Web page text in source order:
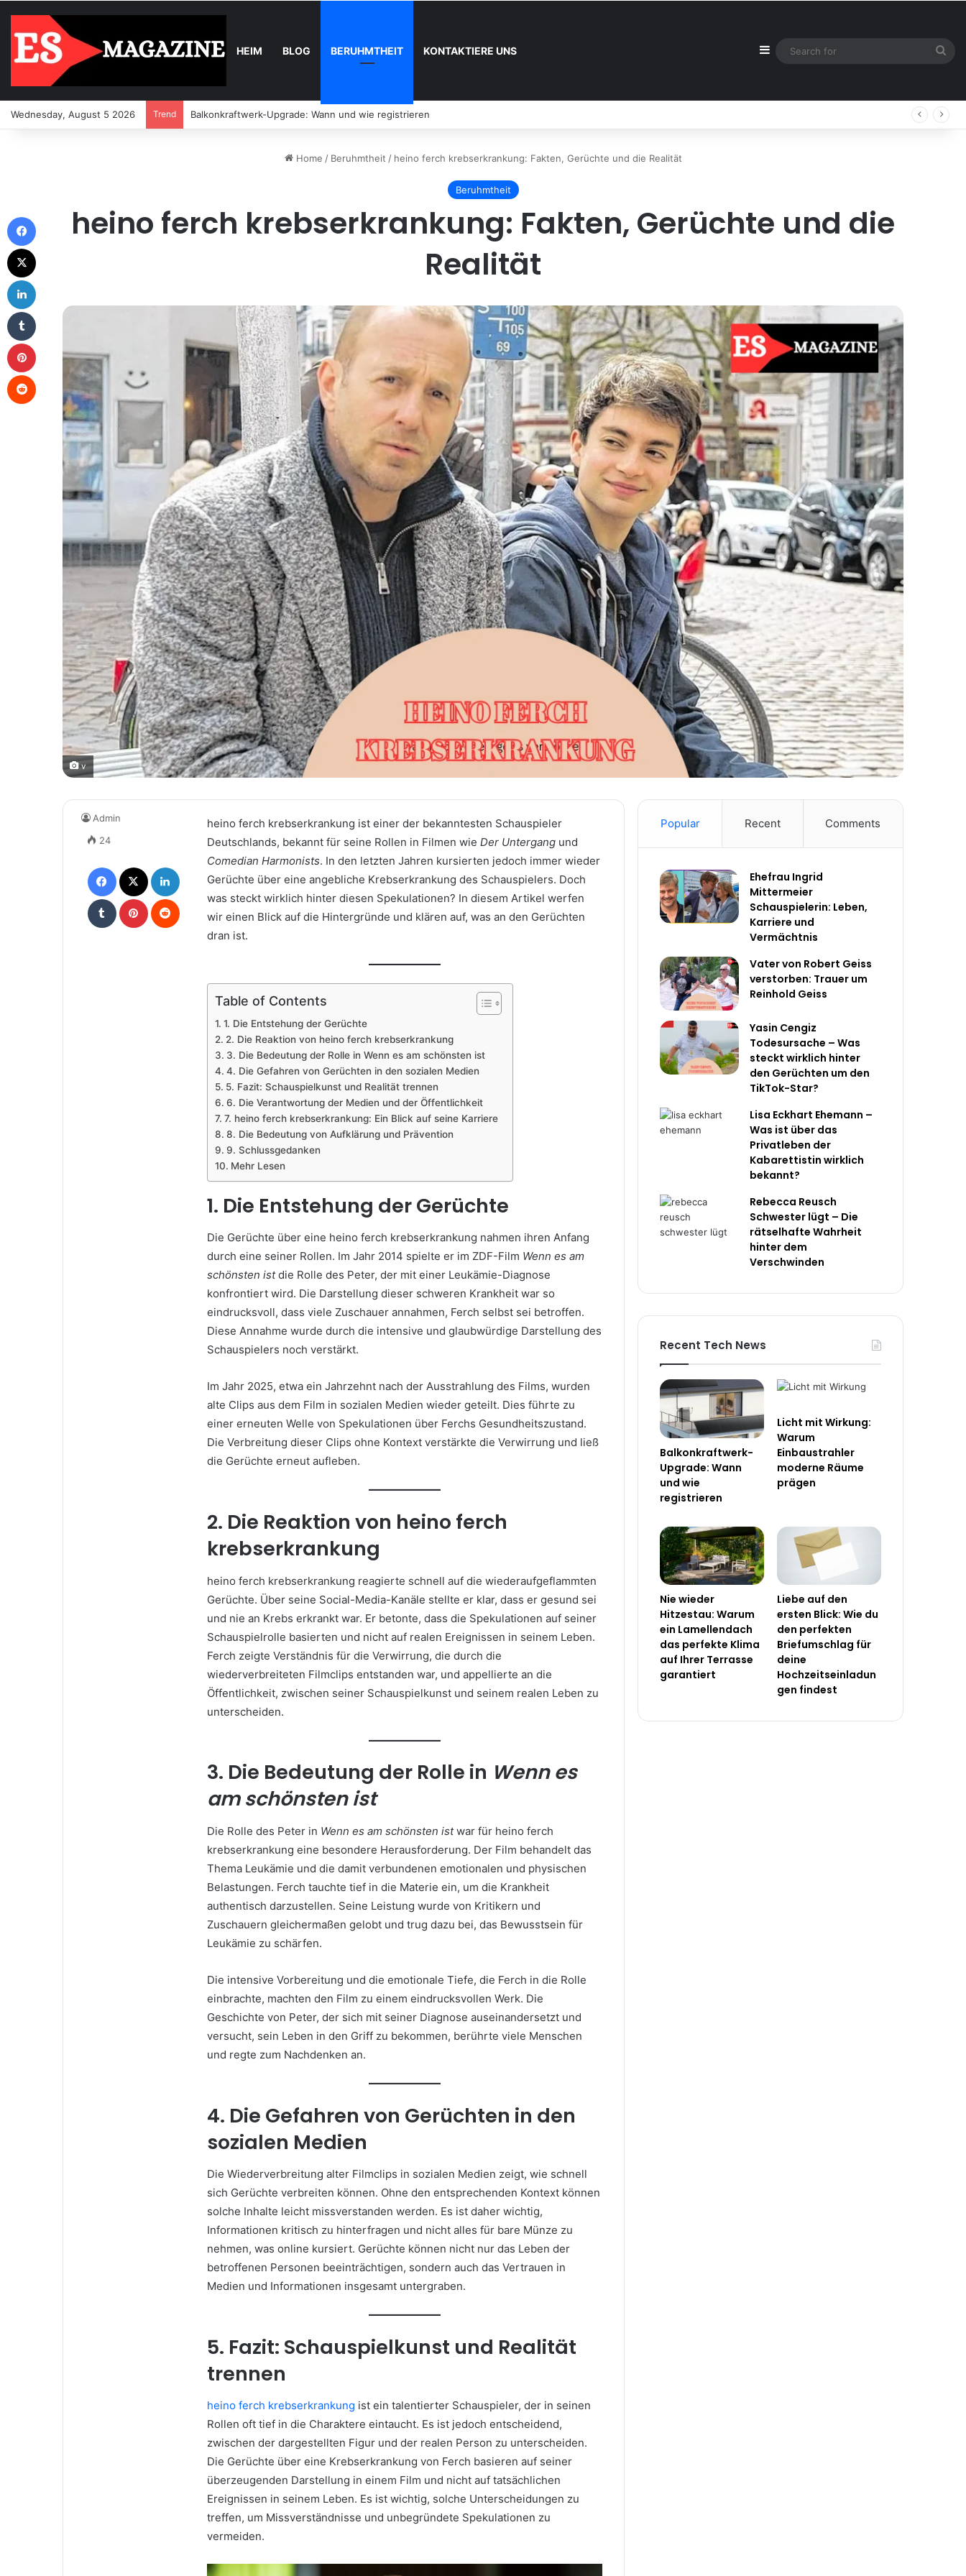
HEIM BLOG BERUHMTHEIT KONTAKTIERE UNS Sidebar
Wednesday, August 5 2026 Trend Balkonkraftwerk-Upgrade: Wann und wie registrieren
Home / Beruhmtheit / heino ferch krebserkrankung: Fakten, Gerüchte und die Realität
Beruhmtheit
heino ferch krebserkrankung: Fakten, Gerüchte und die
Realität
v
heino ferch krebserkrankung ist einer der bekanntesten Schauspieler
Deutschlands, bekannt für seine Rollen in Filmen wie Der Untergang und
Comedian Harmonists. In den letzten Jahren kursierten jedoch immer wieder
Gerüchte über eine angebliche Krebserkrankung des Schauspielers. Doch
was steckt wirklich hinter diesen Spekulationen? In diesem Artikel werfen
wir einen Blick auf die Hintergründe und klären auf, was an den Gerüchten
dran ist.
Table of Contents
1. Die Entstehung der Gerüchte
2. Die Reaktion von heino ferch krebserkrankung
3. Die Bedeutung der Rolle in Wenn es am schönsten ist
4. Die Gefahren von Gerüchten in den sozialen Medien
5. Fazit: Schauspielkunst und Realität trennen
6. Die Verantwortung der Medien und der Öffentlichkeit
7. heino ferch krebserkrankung: Ein Blick auf seine Karriere
8. Die Bedeutung von Aufklärung und Prävention
9. Schlussgedanken
Mehr Lesen
1. Die Entstehung der Gerüchte
Die Gerüchte über eine heino ferch krebserkrankung nahmen ihren Anfang
durch eine seiner Rollen. Im Jahr 2014 spielte er im ZDF-Film Wenn es am
schönsten istdie Rolle des Peter, der mit einer Leukämie-Diagnose
konfrontiert wird. Die Darstellung dieser schweren Krankheit war so
eindrucksvoll, dass viele Zuschauer annahmen, Ferch selbst sei betroffen.
Diese Annahme wurde durch die intensive und glaubwürdige Darstellung des
Schauspielers noch verstärkt.
Im Jahr 2025, etwa ein Jahrzehnt nach der Ausstrahlung des Films, wurden
alte Clips aus dem Film in sozialen Medien wieder geteilt. Dies führte zu
einer erneuten Welle von Spekulationen über Ferchs Gesundheitszustand.
Die Verbreitung dieser Clips ohne Kontext verstärkte die Verwirrung und ließ
die Gerüchte erneut aufleben.
2. Die Reaktion von heino ferch
krebserkrankung
heino ferch krebserkrankung reagierte schnell auf die wiederaufgeflammten
Gerüchte. Über seine Social-Media-Kanäle stellte er klar, dass er gesund sei
und nie an Krebs erkrankt war. Er betonte, dass die Spekulationen auf seiner
Schauspielrolle basierten und nicht auf realen Ereignissen in seinem Leben.
Ferch zeigte Verständnis für die Verwirrung, die durch die
wiederverbreiteten Filmclips entstanden war, und appellierte an die
Öffentlichkeit, zwischen seiner Schauspielkunst und seinem realen Leben zu
unterscheiden.
3. Die Bedeutung der Rolle in Wenn es
am schönsten ist
Die Rolle des Peter in Wenn es am schönsten istwar für heino ferch
krebserkrankung eine besondere Herausforderung. Der Film behandelt das
Thema Leukämie und die damit verbundenen emotionalen und physischen
Belastungen. Ferch tauchte tief in die Materie ein, um die Krankheit
authentisch darzustellen. Seine Leistung wurde von Kritikern und
Zuschauern gleichermaßen gelobt und trug dazu bei, das Bewusstsein für
Leukämie zu schärfen.
Die intensive Vorbereitung und die emotionale Tiefe, die Ferch in die Rolle
einbrachte, machten den Film zu einem eindrucksvollen Werk. Die
Geschichte von Peter, der sich mit seiner Diagnose auseinandersetzt und
versucht, sein Leben in den Griff zu bekommen, berührte viele Menschen
und regte zum Nachdenken an.
4. Die Gefahren von Gerüchten in den
sozialen Medien
Die Wiederverbreitung alter Filmclips in sozialen Medien zeigt, wie schnell
sich Gerüchte verbreiten können. Ohne den entsprechenden Kontext können
solche Inhalte leicht missverstanden werden. Es ist daher wichtig,
Informationen kritisch zu hinterfragen und nicht alles für bare Münze zu
nehmen, was online kursiert. Gerüchte können nicht nur das Leben der
betroffenen Personen beeinträchtigen, sondern auch das Vertrauen in
Medien und Informationen insgesamt untergraben.
5. Fazit: Schauspielkunst und Realität
trennen
heino ferch krebserkrankung ist ein talentierter Schauspieler, der in seinen
Rollen oft tief in die Charaktere eintaucht. Es ist jedoch entscheidend,
zwischen der dargestellten Figur und der realen Person zu unterscheiden.
Die Gerüchte über eine Krebserkrankung von Ferch basieren auf seiner
überzeugenden Darstellung in einem Film und nicht auf tatsächlichen
Ereignissen in seinem Leben. Es ist wichtig, solche Unterscheidungen zu
treffen, um Missverständnisse und unbegründete Spekulationen zu
vermeiden.
Admin
24
Facebook LinkedIn
Tumblr PinterestReddit
Popular Recent Comments
Ehefrau Ingrid
Mittermeier
Schauspielerin: Leben,
Karriere und
Vermächtnis
Vater von Robert Geiss
verstorben: Trauer um
Reinhold Geiss
Yasin Cengiz
Todesursache – Was
steckt wirklich hinter
den Gerüchten um den
TikTok-Star?
Lisa Eckhart Ehemann –
Was ist über das
Privatleben der
Kabarettistin wirklich
bekannt?
Rebecca Reusch
Schwester lügt – Die
rätselhafte Wahrheit
hinter dem
Verschwinden
Recent Tech News
Balkonkraftwerk-
Upgrade: Wann
und wie
registrieren
Licht mit Wirkung:
Warum
Einbaustrahler
moderne Räume
prägen
Nie wieder
Hitzestau: Warum
ein Lamellendach
das perfekte Klima
auf Ihrer Terrasse
garantiert
Liebe auf den
ersten Blick: Wie du
den perfekten
Briefumschlag für
deine
Hochzeitseinladun
gen findest
Facebook
Tumblr